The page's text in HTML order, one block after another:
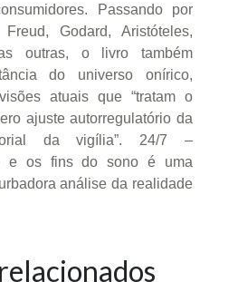
Passando por
Godard, Aristóteles,
outras, o livro também
do universo onírico,
atuais que “tratam o
ajuste autorregulatório da
da vigília”. 24/7 –
e os fins do sono é uma
análise da realidade